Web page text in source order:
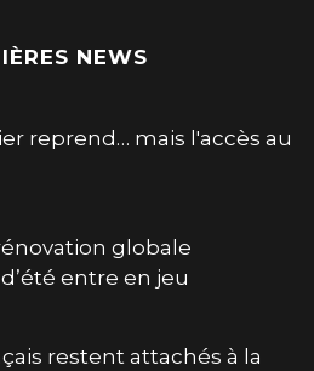
NEWS
reprend… mais l'accès au
globale
entre en jeu
restent attachés à la